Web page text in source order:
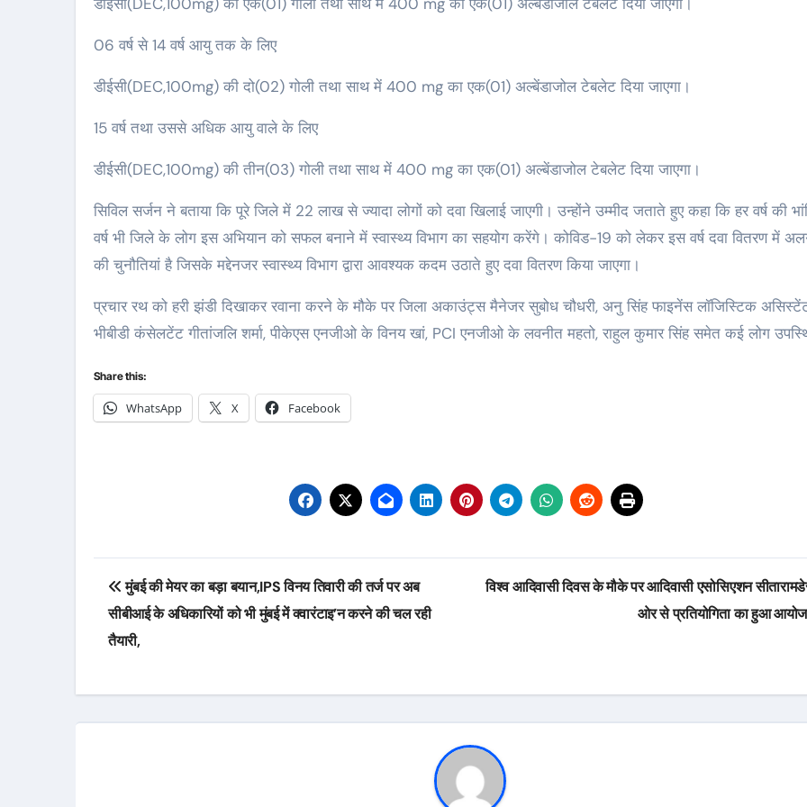
06 वर्ष से 14 वर्ष आयु तक के लिए
डीईसी(DEC,100mg) की दो(02) गोली तथा साथ में 400 mg का एक(01) अल्बेंडाजोल टेबलेट दिया जाएगा।
15 वर्ष तथा उससे अधिक आयु वाले के लिए
डीईसी(DEC,100mg) की तीन(03) गोली तथा साथ में 400 mg का एक(01) अल्बेंडाजोल टेबलेट दिया जाएगा।
सिविल सर्जन ने बताया कि पूरे जिले में 22 लाख से ज्यादा लोगों को दवा खिलाई जाएगी। उन्होंने उम्मीद जताते हुए कहा कि हर वर्ष की
वर्ष भी जिले के लोग इस अभियान को सफल बनाने में स्वास्थ्य विभाग का सहयोग करेंगे। कोविड-19 को लेकर इस वर्ष दवा वितरण में
की चुनौतियां है जिसके मद्देनजर स्वास्थ्य विभाग द्वारा आवश्यक कदम उठाते हुए दवा वितरण किया जाएगा।
प्रचार रथ को हरी झंडी दिखाकर रवाना करने के मौके पर जिला अकाउंट्स मैनेजर सुबोध चौधरी, अनु सिंह फाइनेंस लॉजिस्टिक
भीबीडी कंसेलटेंट गीतांजलि शर्मा, पीकेएस एनजीओ के विनय खां, PCI एनजीओ के लवनीत महतो, राहुल कुमार सिंह समेत कई लोग
Share this:
WhatsApp X Facebook
Post
navigation
मुंबई की मेयर का बड़ा बयान,IPS विनय तिवारी की तर्ज पर अब
सीबीआई के अधिकारियों को भी मुंबई में क्वारंटाइ’न करने की चल रही
तैयारी,
विश्व आदिवासी दिवस के मौके पर आदिवासी एसोसिएशन
ओर से प्रतियोगिता का हुआ